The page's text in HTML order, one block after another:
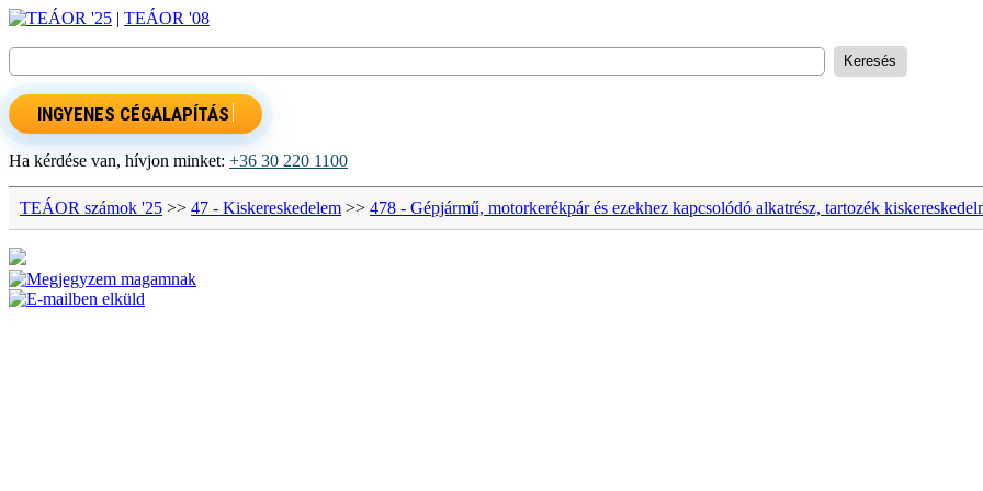
TEÁOR '25 | TEÁOR '08
INGYENES CÉGALAPÍTÁS
Ha kérdése van, hívjon minket: +36 30 220 1100
TEÁOR számok '25 >> 47 - Kiskereskedelem >> 478 - Gépjármű, motorkerékpár és ezekhez kapcsolódó alkatrész, tartozék